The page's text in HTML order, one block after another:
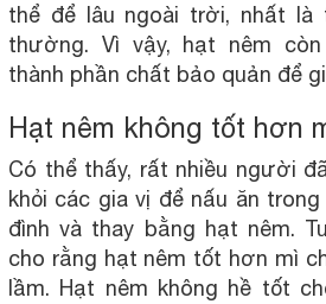
thể để lâu ngoài trời, nhất là
thường. Vì vậy, hạt nêm
thành phần chất bảo quản để
Hạt nêm không tốt hơn
Có thể thấy, rất nhiều người
khỏi các gia vị để nấu ăn
đình và thay bằng hạt nêm.
cho rằng hạt nêm tốt hơn mì
lầm. Hạt nêm không hề tốt